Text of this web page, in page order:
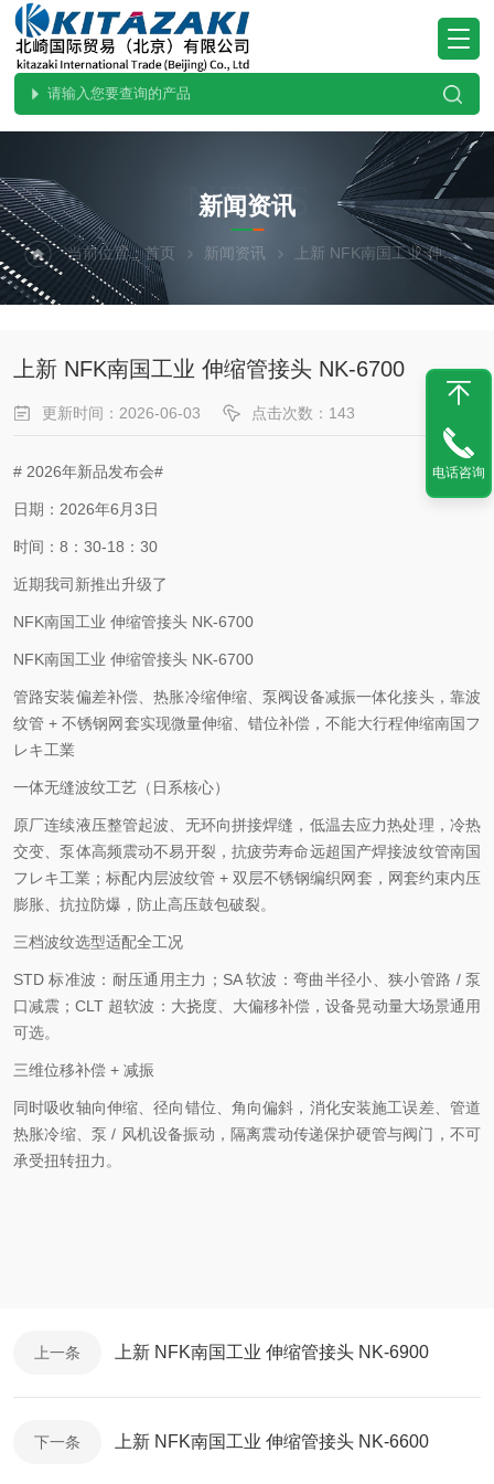
NEWS
新闻资讯
当前位置：首页 新闻资讯 上新 NFK南国工业 伸缩管接头 NK-6700
上新 NFK南国工业 伸缩管接头 NK-6700
更新时间：2026-06-03 点击次数：143
# 2026年新品发布会#
日期：2026年6月3日
时间：8：30-18：30
近期我司新推出升级了
NFK南国工业 伸缩管接头 NK-6700
NFK南国工业 伸缩管接头 NK-6700
管路安装偏差补偿、热胀冷缩伸缩、泵阀设备减振一体化接头，靠波
纹管 + 不锈钢网套实现微量伸缩、错位补偿，不能大行程伸缩南国フ
レキ工業
一体无缝波纹工艺（日系核心）
原厂连续液压整管起波、无环向拼接焊缝，低温去应力热处理，冷热
交变、泵体高频震动不易开裂，抗疲劳寿命远超国产焊接波纹管南国
フレキ工業；标配内层波纹管 + 双层不锈钢编织网套，网套约束内压
膨胀、抗拉防爆，防止高压鼓包破裂。
三档波纹选型适配全工况
STD 标准波：耐压通用主力；SA 软波：弯曲半径小、狭小管路 / 泵
口减震；CLT 超软波：大挠度、大偏移补偿，设备晃动量大场景通用
可选。
三维位移补偿 + 减振
同时吸收轴向伸缩、径向错位、角向偏斜，消化安装施工误差、管道
热胀冷缩、泵 / 风机设备振动，隔离震动传递保护硬管与阀门，不可
承受扭转扭力。
上一条 上新 NFK南国工业 伸缩管接头 NK-6900
下一条 上新 NFK南国工业 伸缩管接头 NK-6600
电话咨询